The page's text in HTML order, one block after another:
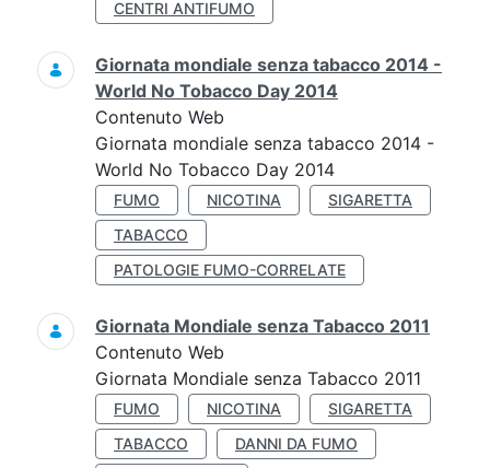
CENTRI ANTIFUMO
Giornata mondiale senza tabacco 2014 -
World No Tobacco Day 2014
Contenuto Web
Giornata mondiale senza tabacco 2014 -
World No Tobacco Day 2014
FUMO NICOTINA
SIGARETTA
TABACCO
PATOLOGIE FUMO-CORRELATE
Giornata Mondiale senza Tabacco 2011
Contenuto Web
Giornata Mondiale senza Tabacco 2011
FUMO NICOTINA
SIGARETTA
TABACCO
DANNI DA FUMO